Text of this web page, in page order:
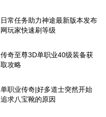
日常任务助力神途最新版本发布
网玩家快速刷等级
传奇至尊3D单职业40级装备获
取攻略
单职业传奇|好多道士突然开始
追求八宝靴的原因